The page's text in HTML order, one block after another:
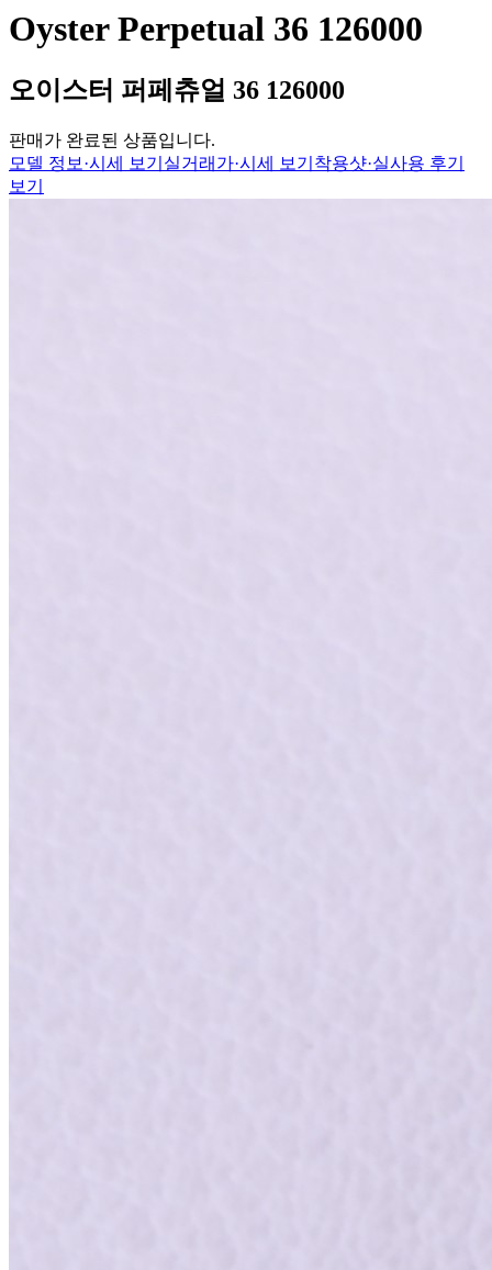
Oyster Perpetual 36 126000
오이스터 퍼페츄얼 36 126000
판매가 완료된 상품입니다.
모델 정보·시세 보기 실거래가·시세 보기 착용샷·실사용 후기
보기